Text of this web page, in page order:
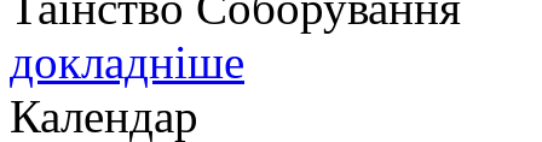
докладніше
Календар